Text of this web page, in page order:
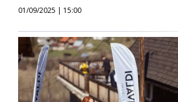
01/09/2025 | 15:00